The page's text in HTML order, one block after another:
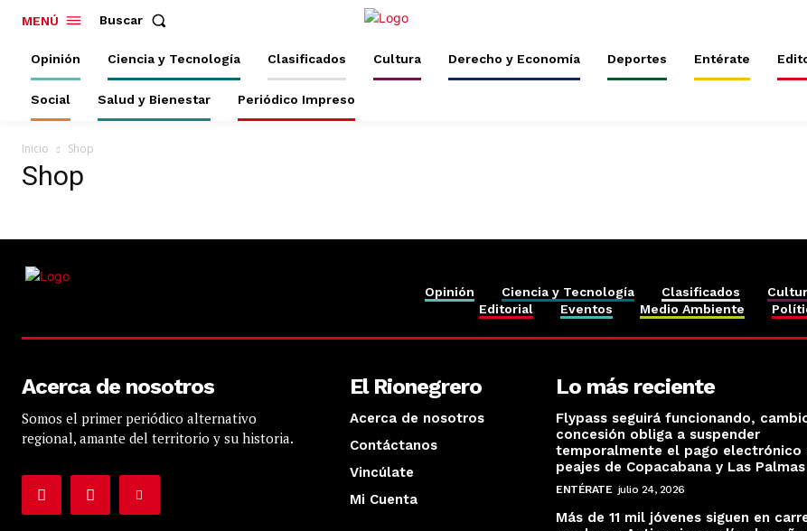
MENÚ Buscar
Opinión Ciencia y Tecnología Clasificados Cultura Derecho y Economía Deportes Entérate
Social Salud y Bienestar Periódico Impreso
Inicio Shop
Shop
Opinión Ciencia y Tecnología Clasificados
Editorial
Eventos Medio Ambiente
Acerca de nosotros
Somos el primer periódico alternativo
regional, amante del territorio y su historia.
El Rionegrero
Acerca de nosotros
Contáctanos
Vincúlate
Mi Cuenta
Lo más reciente
Flypass seguirá funcionando,
concesión obliga a suspender
temporalmente el pago electrónico
peajes de Copacabana y Las Palmas
ENTÉRATE julio 24, 2026
Más de 11 mil jóvenes siguen en